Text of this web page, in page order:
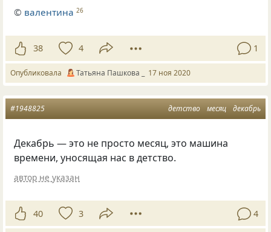
© валентина 26
38 4 1
Опубликовала Татьяна Пашкова _ 17 ноя 2020
детство месяц декабрь
#1948825
Декабрь — это не просто месяц, это машина
времени, уносящая нас в детство.
автор не указан
40 3 4